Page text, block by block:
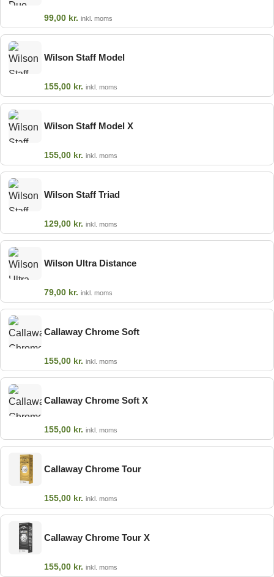
99,00 kr. inkl. moms
Wilson Staff Model
155,00 kr. inkl. moms
Wilson Staff Model X
155,00 kr. inkl. moms
Wilson Staff Triad
129,00 kr. inkl. moms
Wilson Ultra Distance
79,00 kr. inkl. moms
Callaway Chrome Soft
155,00 kr. inkl. moms
Callaway Chrome Soft X
155,00 kr. inkl. moms
Callaway Chrome Tour
155,00 kr. inkl. moms
Callaway Chrome Tour X
155,00 kr. inkl. moms